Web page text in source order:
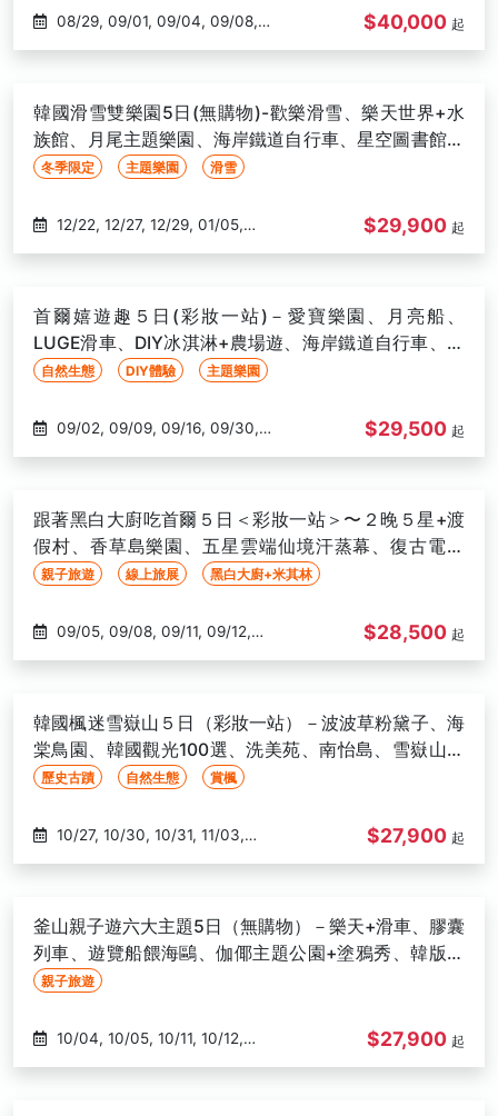
12/13, 12/18, 12/20, 12/22, 12/26,
09/11, 09/12, 09/15, 09/18, 09/19,
10/10, 10/13, 10/16, 10/17, 10/20,
10/27, 11/03, 11/07, 11/10, 11/10,
11/13, 11/14, 11/17, 11/20, 11/21,
11/24, 11/27, 11/28, 12/01, 12/04,
12/18, 12/19, 12/22, 12/26, 12/29
$40,000 起
韓國滑雪雙樂園5日(無購物)-歡樂滑雪、樂天世界+水
族館、月尾主題樂園、海岸鐵道自行車、星空圖書館、
恩平韓屋村-高雄出發
冬季限定 主題樂園 滑雪
01/09, 01/12, 01/15, 02/16, 02/19
$29,900 起
首爾嬉遊趣５日(彩妝一站)－愛寶樂園、月亮船、
LUGE滑車、DIY冰淇淋+農場遊、海岸鐵道自行車、水
上TAXI-高雄出發
自然生態 DIY體驗 主題樂園
10/14, 10/21, 10/28
$29,500 起
跟著黑白大廚吃首爾５日＜彩妝一站＞〜２晚５星+渡
假村、香草島樂園、五星雲端仙境汗蒸幕、復古電動
車、米其林饗宴-高雄出發
親子旅遊 線上旅展 黑白大廚+米其林
09/15, 09/18, 09/19, 09/22,
10/30
$28,500 起
韓國楓迷雪嶽山５日（彩妝一站）－波波草粉黛子、海
棠鳥園、韓國觀光100選、洗美苑、南怡島、雪嶽山、
銀杏大道-高雄出發
歷史古蹟 自然生態 賞楓
11/07, 11/10
$27,900 起
釜山親子遊六大主題5日（無購物）－樂天+滑車、膠囊
列車、遊覽船餵海鷗、伽倻主題公園+塗鴉秀、韓版侏
羅紀-高雄出發
親子旅遊
10/16, 10/17, 10/21, 10/26, 11/05,
$27,900 起